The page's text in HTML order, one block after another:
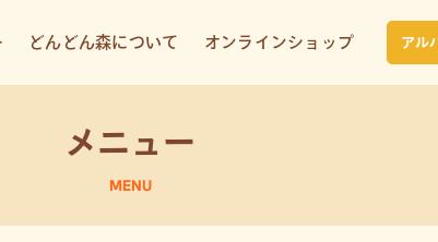
どんどん森について オンラインショップ アル
メニュー
MENU